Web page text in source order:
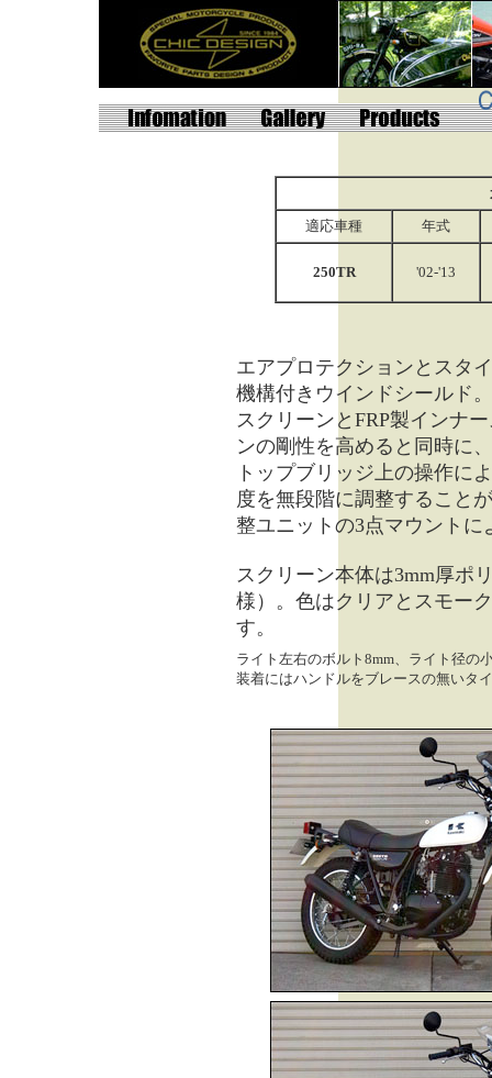
適応車種
年式
250TR '02-'13
エアプロテクションとスタ
機構付きウインドシールド。
スクリーンとFRP製インナ
ンの剛性を高めると同時に
トップブリッジ上の操作に
度を無段階に調整すること
整ユニットの3点マウント
スクリーン本体は3mm厚ポ
様）。色はクリアとスモー
す。
ライト左右のボルト8mm、ライト径の
装着にはハンドルをブレースの無いタ